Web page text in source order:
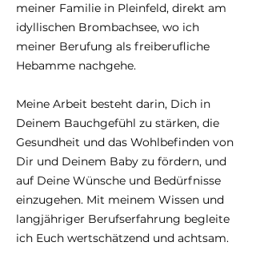
meiner Familie in Pleinfeld, direkt am
idyllischen Brombachsee, wo ich
meiner Berufung als freiberufliche
Hebamme nachgehe.
Meine Arbeit besteht darin, Dich in
Deinem Bauchgefühl zu stärken, die
Gesundheit und das Wohlbefinden von
Dir und Deinem Baby zu fördern, und
auf Deine Wünsche und Bedürfnisse
einzugehen. Mit meinem Wissen und
langjähriger Berufserfahrung begleite
ich Euch wertschätzend und achtsam.